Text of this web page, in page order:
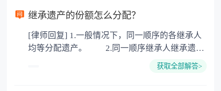
以防对财产继承发生纠纷，可以对遗产继承进行
公证。
继承遗产的份额怎么分配？
[律师回复] 1.一般情况下，同一顺序的各继承人
均等分配遗产。 2.同一顺序继承人继承遗产
获取全部解答>